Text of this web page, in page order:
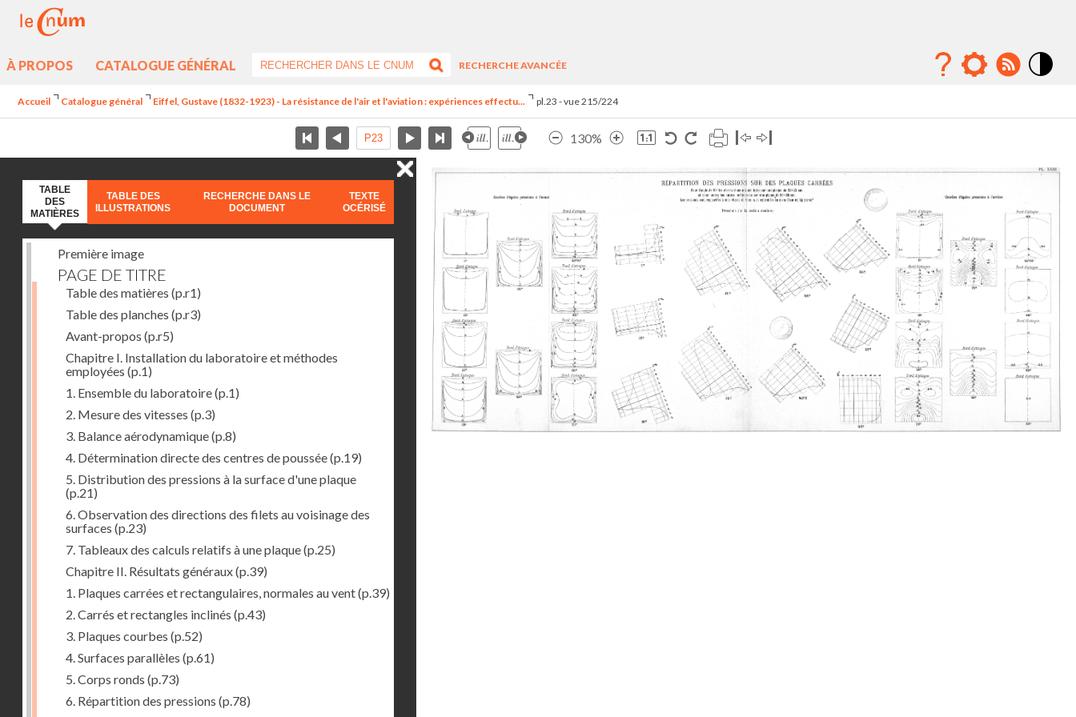
À PROPOS CATALOGUE GÉNÉRAL
RECHERCHE AVANCÉE
Accueil Catalogue général Eiffel, Gustave (1832-1923) - La résistance de l'air et l'aviation : expériences effectu... pl.23 - vue 215/224
130%
TABLE
DES
MATIÈRES
TABLE DES
ILLUSTRATIONS
RECHERCHE DANS LE
DOCUMENT
TEXTE
OCÉRISÉ
Première image
PAGE DE TITRE
Table des matières (p.r1)
Table des planches (p.r3)
Avant-propos (p.r5)
Chapitre I. Installation du laboratoire et méthodes
employées (p.1)
1. Ensemble du laboratoire(p.1)
2. Mesure des vitesses (p.3)
3. Balance aérodynamique(p.8)
4. Détermination directe des centres de poussée(p.19)
5. Distribution des pressions à la surface d'une plaque
(p.21)
6. Observation des directions des filets au voisinage des
surfaces (p.23)
7. Tableaux des calculs relatifs à une plaque(p.25)
Chapitre II. Résultats généraux(p.39)
1. Plaques carrées et rectangulaires, normales au vent(p.39)
2. Carrés et rectangles inclinés (p.43)
3. Plaques courbes (p.52)
4. Surfaces parallèles (p.61)
5. Corps ronds (p.73)
6. Répartition des pressions (p.78)